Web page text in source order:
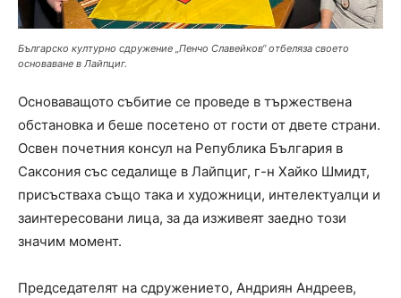
Българско културно сдружение „Пенчо Славейков“ отбеляза своето
основаване в Лайпциг.
Основаващото събитие се проведе в тържествена
обстановка и беше посетено от гости от двете страни.
Освен почетния консул на Република България в
Саксония със седалище в Лайпциг, г-н Хайко Шмидт,
присъстваха също така и художници, интелектуалци и
заинтересовани лица, за да изживеят заедно този
значим момент.
Председателят на сдружението, Андриян Андреев,